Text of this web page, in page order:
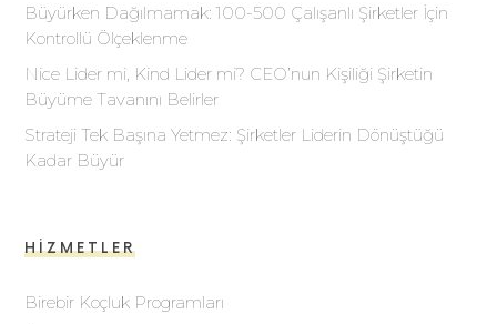
Büyürken Dağılmamak: 100-500 Çalışanlı Şirketler İçin
Kontrollü Ölçeklenme
Nice Lider mi, Kind Lider mi? CEO’nun Kişiliği Şirketin
Büyüme Tavanını Belirler
Strateji Tek Başına Yetmez: Şirketler Liderin Dönüştüğü
Kadar Büyür
HIZMETLER
Birebir Koçluk Programları